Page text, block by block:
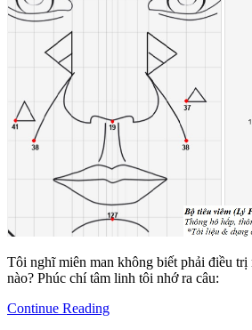
Tôi nghĩ miên man không biết phải điều trị
nào? Phúc chí tâm linh tôi nhớ ra câu:
Continue Reading